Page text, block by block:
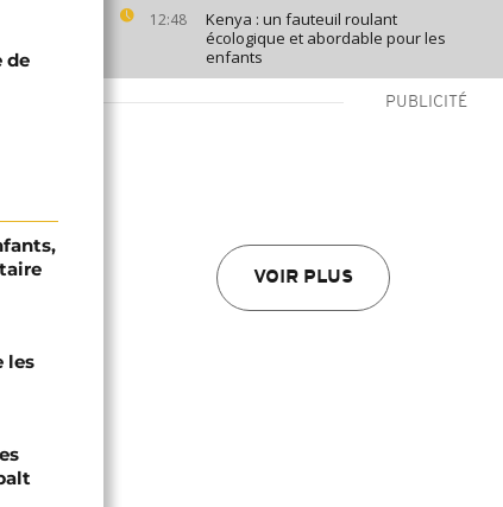
12:48
Kenya : un fauteuil roulant
écologique et abordable pour les
enfants
PUBLICITÉ
VOIR PLUS
de
les